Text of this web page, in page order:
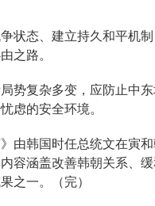
状态、建立持久和平机
之路。
势复杂多变，应防止中
虑的安全环境。
由韩国时任总统文在寅
容涵盖改善韩朝关系、
之一。（完）